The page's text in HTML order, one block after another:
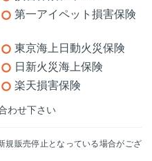
第一アイペット損害保険
東京海上日動火災保険
日新火災海上保険
楽天損害保険
わせ下さい
販売停止となっている場合がござ